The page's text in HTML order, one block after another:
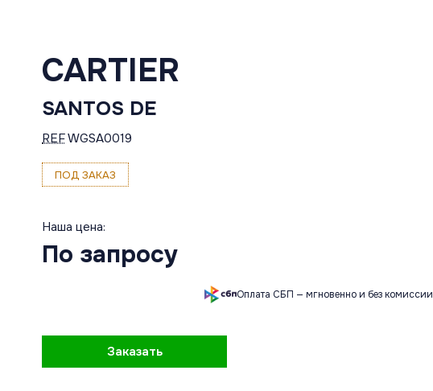
CARTIER
SANTOS DE
REFWGSA0019
ПОД ЗАКАЗ
Наша цена:
По запросу
Оплата СБП — мгновенно и без комиссии
Заказать